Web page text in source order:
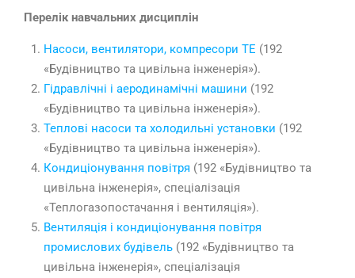
Перелік навчальних дисциплін
Насоси, вентилятори, компресори ТЕ (192
«Будівництво та цивільна інженерія»).
Гідравлічні і аеродинамічні машини (192
«Будівництво та цивільна інженерія»).
Теплові насоси та холодильні установки (192
«Будівництво та цивільна інженерія»).
Кондиціонування повітря (192 «Будівництво та
цивільна інженерія», спеціалізація
«Теплогазопостачання і вентиляція»).
Вентиляція і кондиціонування повітря
промислових будівель (192 «Будівництво та
цивільна інженерія», спеціалізація